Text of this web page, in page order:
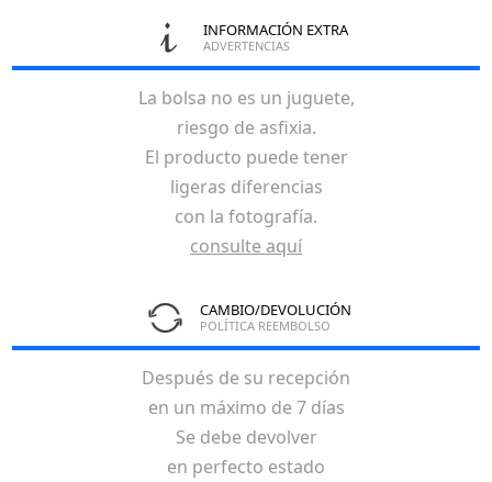
INFORMACIÓN EXTRA
ADVERTENCIAS
La bolsa no es un juguete,
riesgo de asfixia.
El producto puede tener
ligeras diferencias
con la fotografía.
consulte aquí
CAMBIO/DEVOLUCIÓN
POLÍTICA REEMBOLSO
Después de su recepción
en un máximo de 7 días
Se debe devolver
en perfecto estado